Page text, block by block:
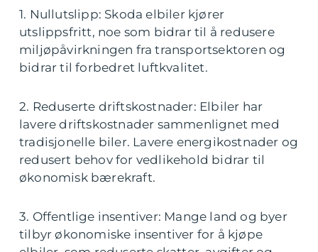
1. Nullutslipp: Skoda elbiler kjører
utslippsfritt, noe som bidrar til å redusere
miljøpåvirkningen fra transportsektoren og
bidrar til forbedret luftkvalitet.
2. Reduserte driftskostnader: Elbiler har
lavere driftskostnader sammenlignet med
tradisjonelle biler. Lavere energikostnader og
redusert behov for vedlikehold bidrar til
økonomisk bærekraft.
3. Offentlige insentiver: Mange land og byer
tilbyr økonomiske insentiver for å kjøpe